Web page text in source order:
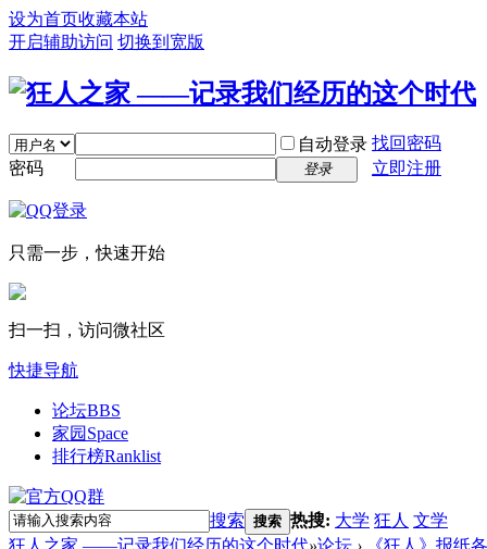
设为首页收藏本站
开启辅助访问 切换到宽版
自动登录 找回密码
密码
登录 立即注册
只需一步，快速开始
扫一扫，访问微社区
快捷导航
论坛BBS
家园 Space
排行榜Ranklist
搜索 搜索 热搜: 大学 狂人 文学
狂人之家 ——记录我们经历的这个时代»论坛 ›
《狂人》报纸